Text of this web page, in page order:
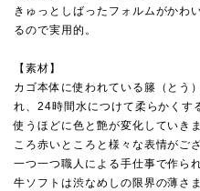
きゅっとしばったフォルムがかわ
るので実用的。
【素材】
カゴ本体に使われている籐（とう
れ、24時間水につけて柔らかくす
使うほどに色と艶が変化していき
ころ赤いところと様々な表情がご
一つ一つ職人による手仕事で作ら
牛ソフトは渋なめしの限界の薄さ